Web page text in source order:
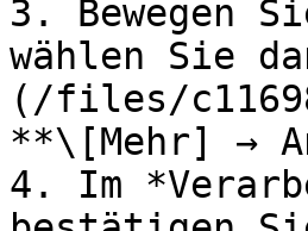
3. Bewegen
wählen Sie
(/files/
**\[Mehr] →
4. Im